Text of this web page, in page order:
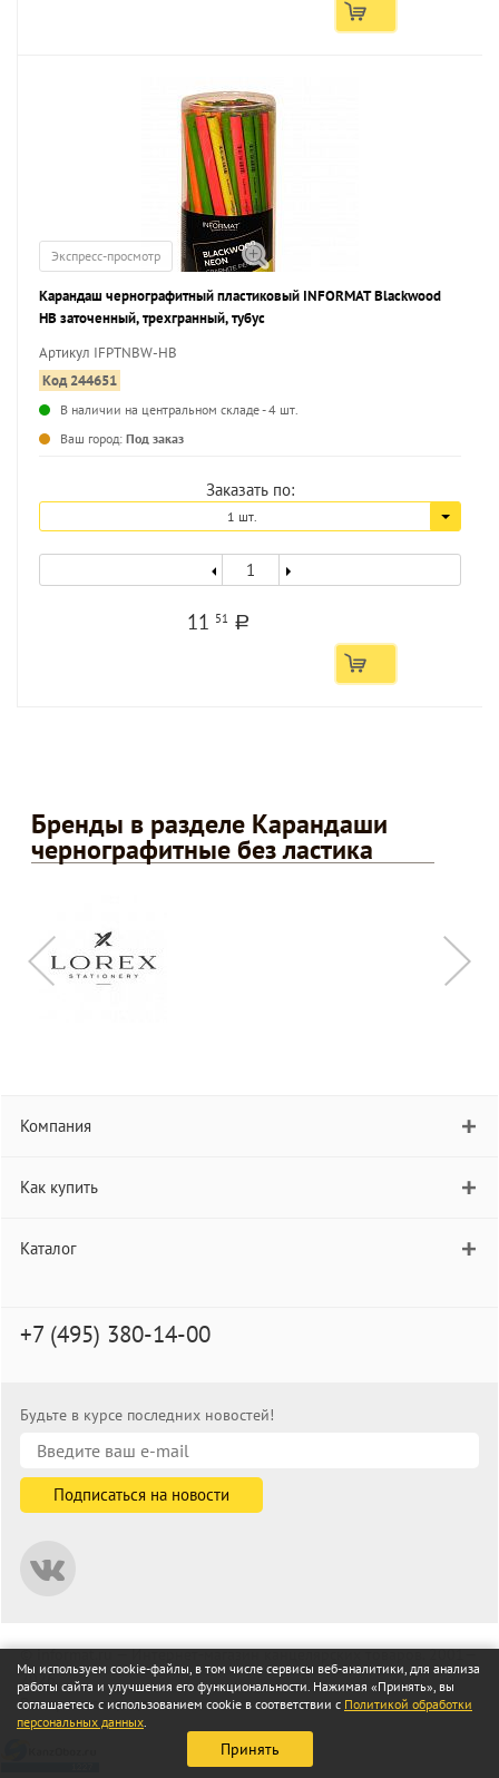
Экспресс-просмотр
Карандаш чернографитный пластиковый INFORMAT Blackwood
НВ заточенный, трехгранный, тубус
Артикул IFPTNBW-HB
Код 244651
В наличии на центральном складе - 4 шт.
Ваш город: Под заказ
Заказать по:
1 шт.
11 51 a
Бренды в разделе Карандаши
чернографитные без ластика
Компания
Как купить
Каталог
+7 (495) 380-14-00
Будьте в курсе последних новостей!
© informat.ru — Интернет-магазин канцелярских товаров. 2001—
2026
Все права защищены
Мы используем cookie-файлы, в том числе сервисы веб-аналитики, для анализа
работы сайта и улучшения его функциональности. Нажимая «Принять», вы
соглашаетесь с использованием cookie в соответствии с Политикой обработки
персональных данных.
Принять